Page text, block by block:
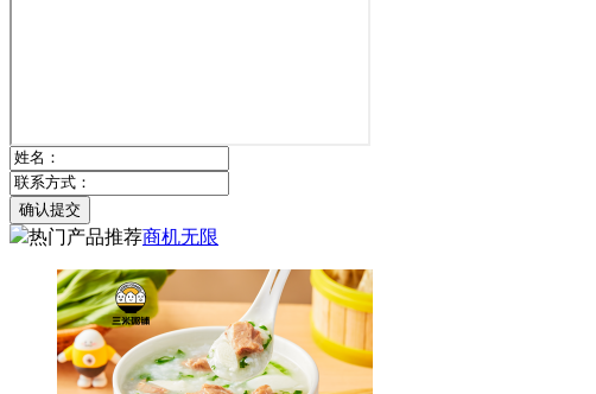
确认提交
热门产品推荐商机无限